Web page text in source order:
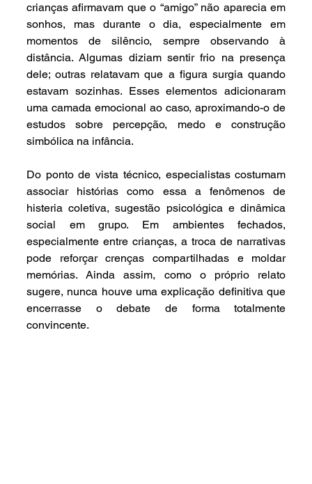
crianças afirmavam que o “amigo” não aparecia em
sonhos, mas durante o dia, especialmente em
momentos de silêncio, sempre observando à
distância. Algumas diziam sentir frio na presença
dele; outras relatavam que a figura surgia quando
estavam sozinhas. Esses elementos adicionaram
uma camada emocional ao caso, aproximando-o de
estudos sobre percepção, medo e construção
simbólica na infância.
Do ponto de vista técnico, especialistas costumam
associar histórias como essa a fenômenos de
histeria coletiva, sugestão psicológica e dinâmica
social em grupo. Em ambientes fechados,
especialmente entre crianças, a troca de narrativas
pode reforçar crenças compartilhadas e moldar
memórias. Ainda assim, como o próprio relato
sugere, nunca houve uma explicação definitiva que
encerrasse o debate de forma totalmente
convincente.